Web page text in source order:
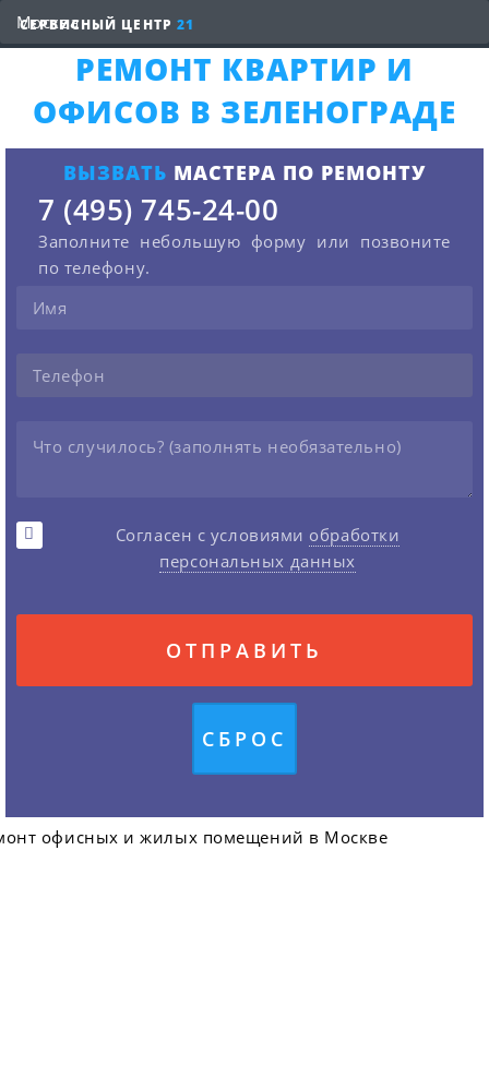
СЕРВИСНЫЙ ЦЕНТР 21
РЕМОНТ КВАРТИР И
ОФИСОВ В ЗЕЛЕНОГРАДЕ
ВЫЗВАТЬ МАСТЕРА ПО РЕМОНТУ
7 (495) 745-24-00
Заполните небольшую форму или позвоните
по телефону.
Согласен с условиями обработки
персональных данных